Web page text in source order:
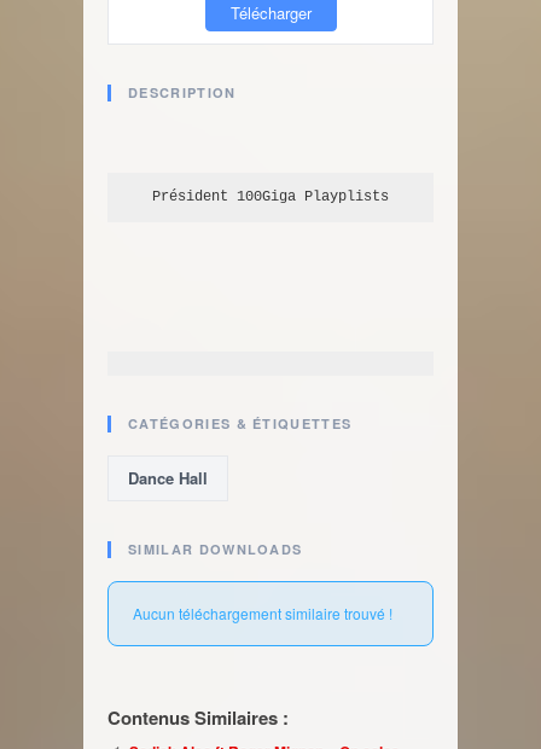
Télécharger
DESCRIPTION
Président 100Giga Playplists
CATÉGORIES & ÉTIQUETTES
Dance Hall
SIMILAR DOWNLOADS
Aucun téléchargement similaire trouvé !
Contenus Similaires :